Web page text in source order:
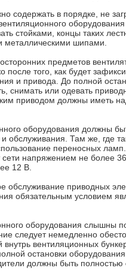
содержать в порядке, не
стойками, концы таких
металлическими шипами.
предметов
после того, как будет
и привода. До полной
снимать или одевать
приводом должны иметь
оборудования должны
обслуживания. Там же, где
переносных
напряжением не более
12 В.
обслуживание приводных
обязательным условием
оборудования слышны
следует немедленно
вентиляционных
остановки
должны быть